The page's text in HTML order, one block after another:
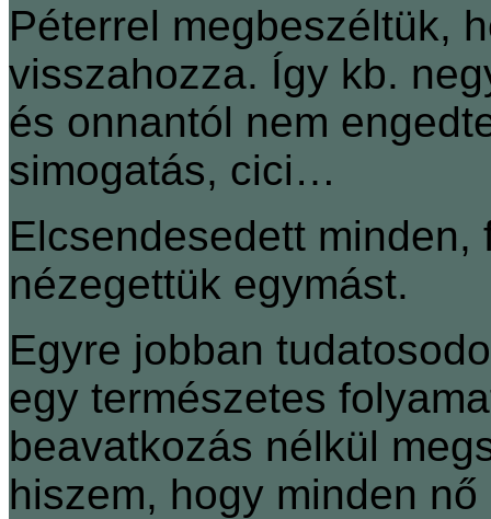
Péterrel megbeszéltük,
visszahozza. Így kb.
és onnantól nem
simogatás, cici…
Elcsendesedett
nézegettük egymást.
Egyre jobban
egy természetes
beavatkozás nélkül
hiszem, hogy minden